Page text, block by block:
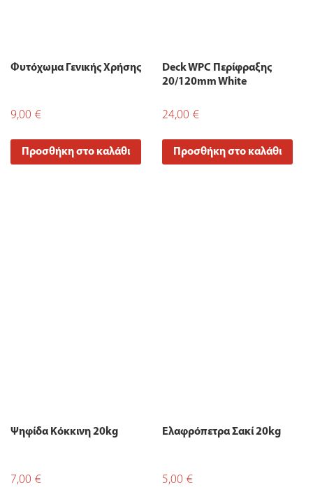
Φυτόχωμα Γενικής Χρήσης
9,00 €
Προσθήκη στο καλάθι
Deck WPC Περίφραξης
20/120mm White
24,00 €
Προσθήκη στο καλάθι
Ψηφίδα Κόκκινη 20kg
7,00 €
Ελαφρόπετρα Σακί 20kg
5,00 €